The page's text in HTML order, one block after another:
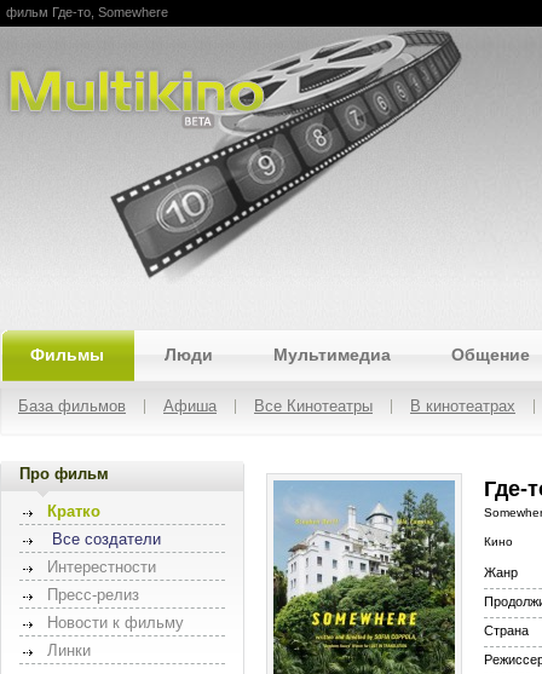
Multikino
фильм Где-то, Somewhere
Фильмы Люди Мультимедиа Общение
База фильмов Афиша Все Кинотеатры В кинотеатрах
Про фильм
Кратко
Все создатели
Интерестности
Пресс-релиз
Новости к фильму
Линки
Где-
Кино
Жанр
Страна